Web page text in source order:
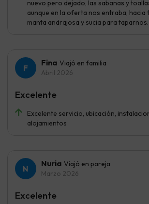
nuevo pero dejado, las sabanas y
aunque en la oferta nos entraba, hacia
manta andrajosa y sucia para taparnos.
Fina Viajó en familia
Abril 2026
Excelente servicio, ubicación,
alojamientos
Excelente
Nuria Viajó en pareja
Marzo 2026
Excelente